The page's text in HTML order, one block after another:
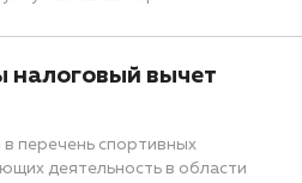
налоговый вычет
в перечень спортивных
деятельность в области